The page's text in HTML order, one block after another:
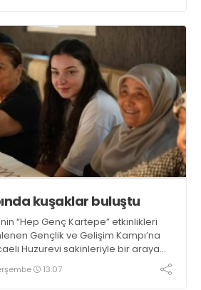
kuşaklar buluştu
“Hep Genç Kartepe” etkinlikleri
Gençlik ve Gelişim Kampı’na
Huzurevi sakinleriyle bir araya
13:07